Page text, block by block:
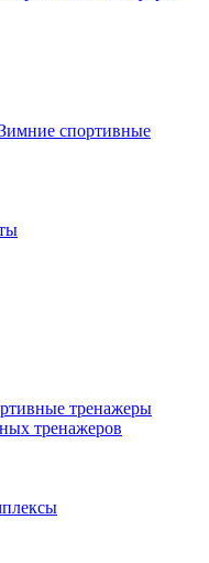
спортивные
тренажеры
тренажеров